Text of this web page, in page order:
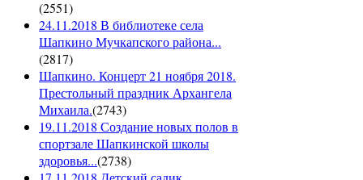
(2551)
24.11.2018 В библиотеке села
Шапкино Мучкапского района...
(2817)
Шапкино. Концерт 21 ноября 2018.
Престольный праздник Архангела
Михаила.(2743)
19.11.2018 Создание новых полов в
спортзале Шапкинской школы
здоровья...(2738)